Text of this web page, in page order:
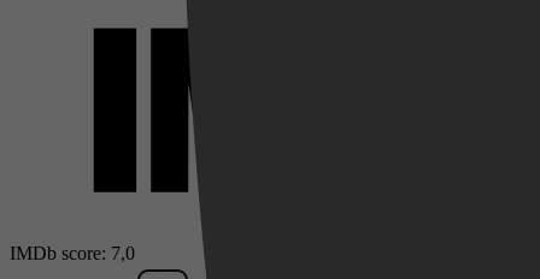
IMDb score: 7,0